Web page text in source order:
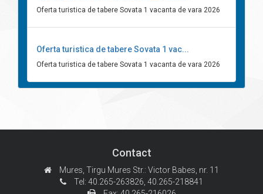
Oferta turistica de tabere Sovata 1 vacanta de vara 2026
Oferta turistica de tabere Sovata 1 vac...
Oferta turistica de tabere Sovata 1 vacanta de vara 2026
Contact
Mures, Tirgu Mures Str.: Victor Babes, nr. 11
Tel: 40.265-263826, 40.265-218841